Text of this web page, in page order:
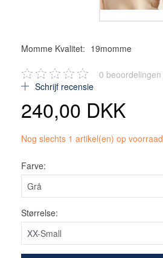
Momme Kvalitet: 19momme
0 beoordelingen
Schrijf recensie
240,00 DKK
Nog slechts 1 artikel(en) op voorraad
Farve:
Størrelse: